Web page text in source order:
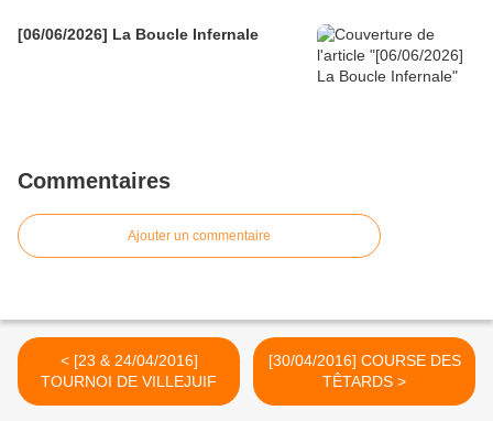
[06/06/2026] La Boucle Infernale
Commentaires
Ajouter un commentaire
< [23 & 24/04/2016]
TOURNOI DE VILLEJUIF
[30/04/2016] COURSE DES
TÊTARDS >